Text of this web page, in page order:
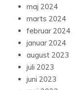
maj 2024
marts 2024
februar 2024
januar 2024
august 2023
juli 2023
juni 2023